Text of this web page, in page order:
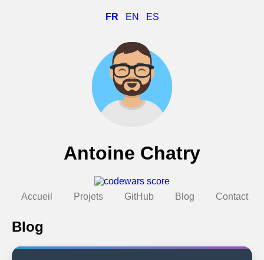
FR EN ES
Antoine Chatry
Accueil Projets GitHub Blog Contact
Blog